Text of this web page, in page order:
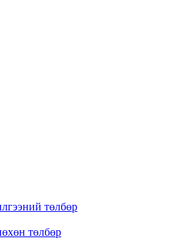
төлбөр
төлбөр